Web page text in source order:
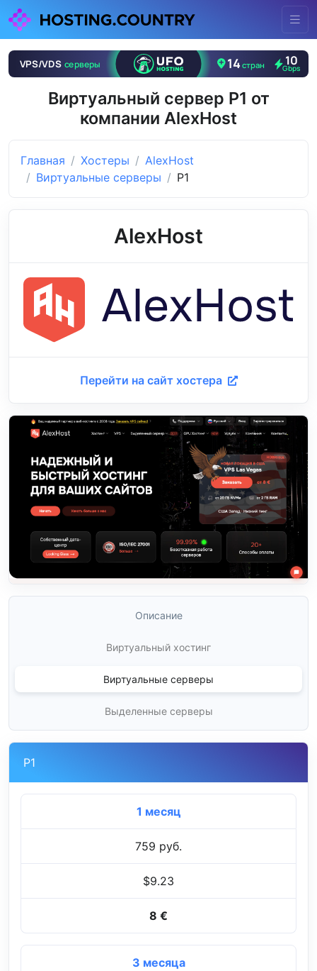
Виртуальный сервер P1 от
компании AlexHost
Главная Хостеры
AlexHost
Виртуальные серверы
P1
AlexHost
Перейти на сайт хостера
Описание
Виртуальный хостинг
Виртуальные серверы
Выделенные серверы
P1
1 месяц
759 руб.
$9.23
8 €
3 месяца